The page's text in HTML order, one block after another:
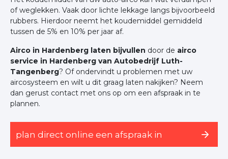
of weglekken. Vaak door lichte lekkage langs bijvoorbeeld
rubbers. Hierdoor neemt het koudemiddel gemiddeld
tussen de 5% en 10% per jaar af.
Airco in Hardenberg laten bijvullen door de airco
service in Hardenberg van Autobedrijf Luth-
Tangenberg? Of ondervindt u problemen met uw
aircosysteem en wilt u dit graag laten nakijken? Neem
dan gerust contact met ons op om een afspraak in te
plannen.
plan direct online een afspraak in